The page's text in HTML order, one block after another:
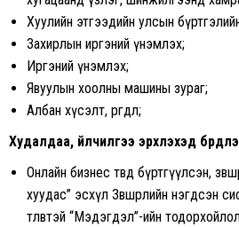
Хуулийн этгээдийн улсын
Захирлын иргэний үнэмлэх;
Иргэний үнэмлэх;
Явуулын хоолны машины зураг;
Албан хүсэлт, өргөдөл;
Худалдаа, үйлчилгээ эрхлэхэд
Онлайн бизнес төвд бүртгүүлсэн,
хуудас” эсхүл Зөвшөөрлийн нэгдсэн
төлөвтэй “Мэдэгдэл”-ийн